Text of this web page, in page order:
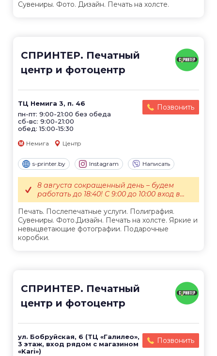
Сувениры. Фото. Дизайн. Печать на холсте.
СПРИНТЕР. Печатный
центр и фотоцентр
ТЦ Немига 3, п. 46
пн-пт: 9:00-21:00 без обеда
сб-вс: 9:00-21:00
обед: 15:00-15:30
Позвонить
Немига Центр
s-printer.by Instagram Написать
Печать. Послепечатные услуги. Полиграфия.
Сувениры. Фото.Дизайн. Печать на холсте. Яркие и
невыцветающие фотографии. Подарочные
коробки.
8 августа сокращенный день – будем
работать до 18:40! С 9:00 до 10:00 вход в...
СПРИНТЕР. Печатный
центр и фотоцентр
ул. Бобруйская, 6 (ТЦ «Галилео»,
3 этаж, вход рядом с магазином
«Kari»)
Позвонить